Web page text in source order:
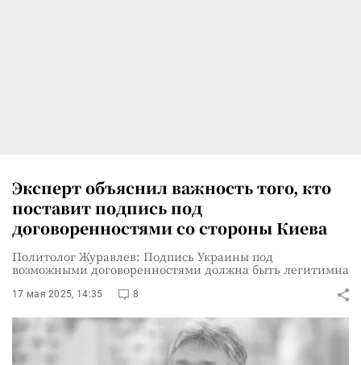
Эксперт объяснил важность того, кто
поставит подпись под
договоренностями со стороны Киева
Политолог Журавлев: Подпись Украины под
возможными договоренностями должна быть легитимна
17 мая 2025, 14:35 8